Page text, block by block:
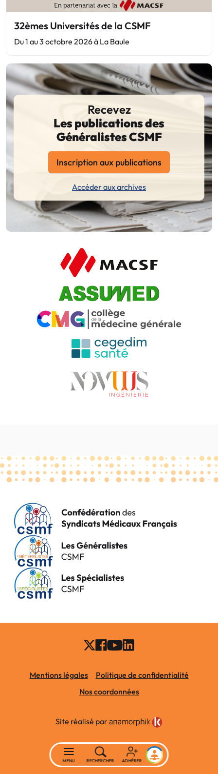
32èmes Universités de la CSMF
Du 1 au 3 octobre 2026 à La Baule
Recevez
Les publications des
Généralistes CSMF
Inscription aux publications
Accéder aux archives
Mentions légales
Politique de confidentialité
Nos coordonnées
Site réalisé par
MENU RECHERCHER ADHÉRER